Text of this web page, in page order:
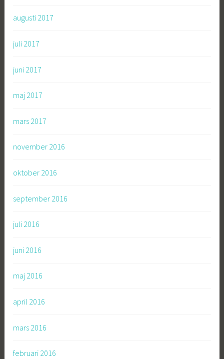
augusti 2017
juli 2017
juni 2017
maj 2017
mars 2017
november 2016
oktober 2016
september 2016
juli 2016
juni 2016
maj 2016
april 2016
mars 2016
februari 2016